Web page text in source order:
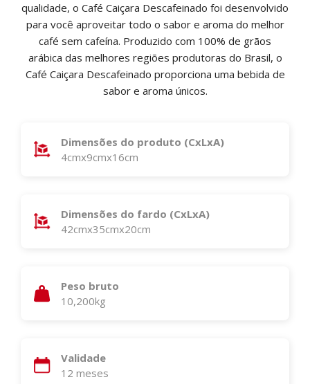
qualidade, o Café Caiçara Descafeinado foi desenvolvido
para você aproveitar todo o sabor e aroma do melhor
café sem cafeína. Produzido com 100% de grãos
arábica das melhores regiões produtoras do Brasil, o
Café Caiçara Descafeinado proporciona uma bebida de
sabor e aroma únicos.
Dimensões do produto (CxLxA)
4cmx9cmx16cm
Dimensões do fardo (CxLxA)
42cmx35cmx20cm
Peso bruto
10,200kg
Validade
12 meses